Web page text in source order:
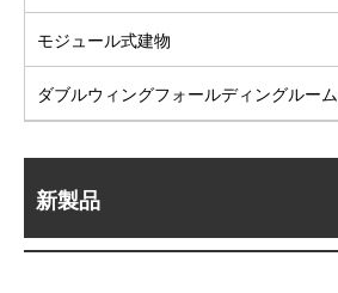
モジュール式建物
ダブルウィングフォールディングルーム
新製品